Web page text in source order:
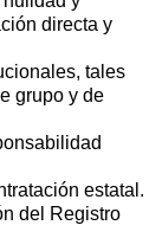
directa y
tales
grupo y de
estatal.
del Registro